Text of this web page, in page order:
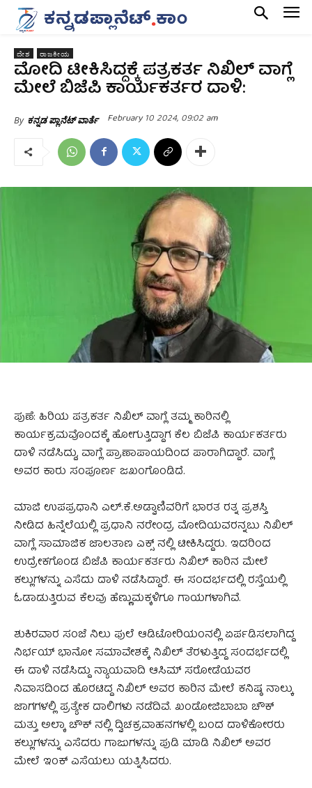
ದೇಶ ರಾಜಕೀಯ
ಮೋದಿ ಟೀಕಿಸಿದ್ದಕ್ಕೆ ಪತ್ರಕರ್ತ ನಿಖಿಲ್ ವಾಗ್ಲೆ
ಮೇಲೆ ಬಿಜೆಪಿ ಕಾರ್ಯಕರ್ತರ ದಾಳಿ:
By ಕನ್ನಡ ಪ್ಲಾನೆಟ್ ವಾರ್ತೆ February 10 2024, 09:02 am
ಪುಣೆ: ಹಿರಿಯ ಪತ್ರಕರ್ತ ನಿಖಿಲ್‌ ವಾಗ್ಲೆ ತಮ್ಮ ಕಾರಿನಲ್ಲಿ
ಕಾರ್ಯಕ್ರಮವೊಂದಕ್ಕೆ ಹೋಗುತ್ತಿದ್ದಾಗ ಕೆಲ ಬಿಜೆಪಿ ಕಾರ್ಯಕರ್ತರು
ದಾಳಿ ನಡೆಸಿದ್ದು, ವಾಗ್ಲೆ ಪ್ರಾಣಾಪಾಯದಿಂದ ಪಾರಾಗಿದ್ದಾರೆ. ವಾಗ್ಲೆ
ಅವರ ಕಾರು ಸಂಪೂರ್ಣ ಜಖಂಗೊಂಡಿದೆ.
ಮಾಜಿ ಉಪಪ್ರಧಾನಿ ಎಲ್‌.ಕೆ.ಅಡ್ವಾಣಿವರಿಗೆ ಭಾರತ ರತ್ನ ಪ್ರಶಸ್ತಿ
ನೀಡಿದ ಹಿನ್ನೆಲೆಯಲ್ಲಿ ಪ್ರಧಾನಿ ನರೇಂದ್ರ ಮೋದಿಯವರನ್ನಬು ನಿಖಿಲ್‌
ವಾಗ್ಲೆ ಸಾಮಾಜಿಕ ಜಾಲತಾಣ ಎಕ್ಸ್‌ ನಲ್ಲಿ ಟೀಕಿಸಿದ್ದರು. ಇದರಿಂದ
ಉದ್ರೇಕಗೊಂಡ ಬಿಜೆಪಿ ಕಾರ್ಯಕರ್ತರು ನಿಖಿಲ್‌ ಕಾರಿನ ಮೇಲೆ
ಕಲ್ಲುಗಳನ್ನು ಎಸೆದು ದಾಳಿ ನಡೆಸಿದ್ದಾರೆ. ಈ ಸಂದರ್ಭದಲ್ಲಿ ರಸ್ತೆಯಲ್ಲಿ
ಓಡಾಡುತ್ತಿರುವ ಕೆಲವು ಹೆಣ್ಣುಮಕ್ಕಳಿಗೂ ಗಾಯಗಳಾಗಿವೆ.
ಶುಕಿರವಾರ ಸಂಜೆ ನಿಲು ಫುಲೆ ಆಡಿಟೋರಿಯಂನಲ್ಲಿ ಏರ್ಪಡಿಸಲಾಗಿದ್ದ
ನಿರ್ಭಯ್‌ ಭಾನೋ ಸಮಾವೇಶಕ್ಕೆ ನಿಖಿಲ್‌ ತೆರಳುತ್ತಿದ್ದ ಸಂದರ್ಭದಲ್ಲಿ
ಈ ದಾಳಿ ನಡೆಸಿದ್ದು ನ್ಯಾಯವಾದಿ ಆಸಿಮ್‌ ಸರೋಡೆಯವರ
ನಿವಾಸದಿಂದ ಹೊರಟಿದ್ದ ನಿಖಿಲ್‌ ಅವರ ಕಾರಿನ ಮೇಲೆ ಕನಿಷ್ಠ ನಾಲ್ಕು
ಜಾಗಗಳಲ್ಲಿ ಪ್ರತ್ಯೇಕ ದಾಲಿಗಳು ನಡೆದಿವೆ. ಖಂಡೋಜಿಬಾಬಾ ಚೌಕ್‌
ಮತ್ತು ಅಲ್ಕಾ ಚೌಕ್‌ ನಲ್ಲಿ ದ್ವಿಚಕ್ರವಾಹನಗಳಲ್ಲಿ ಬಂದ ದಾಳಿಕೋರರು
ಕಲ್ಲುಗಳನ್ನು ಎಸೆದರು ಗಾಜುಗಳನ್ನು ಪುಡಿ ಮಾಡಿ ನಿಖಿಲ್‌ ಅವರ
ಮೇಲೆ ಇಂಕ್‌ ಎಸೆಯಲು ಯತ್ನಿಸಿದರು.